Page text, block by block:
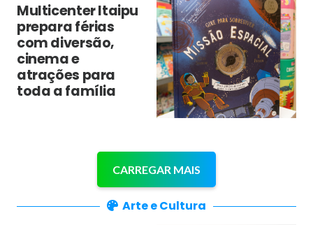
Multicenter Itaipu
prepara férias
com diversão,
cinema e
atrações para
toda a família
CARREGAR MAIS
Arte e Cultura